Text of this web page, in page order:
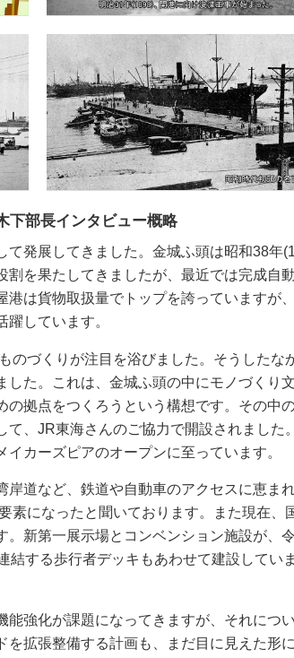
部長インタビュー概略
て発展してきました。金城ふ頭は昭和38年
割を果たしてきましたが、最近では完成自
港は貨物取扱量でトップを誇っていますが
しています。
のづくりが注目を浴びました。そうしたな
した。これは、金城ふ頭の中にモノづくり
の拠点をつくろうという構想です。その中
て、JR東海さんのご協力で開設されました
カーズピアのオープンに至っています。
道など、鉄道や自動車のアクセスに恵ま
素になったと聞いております。また現在、
。新第一展示場とコンベンション施設が、
結する歩行者デッキもあわせて建設していま
能強化が課題になってきますが、それにつ
拡張整備する計画も、まだ目に見えた形